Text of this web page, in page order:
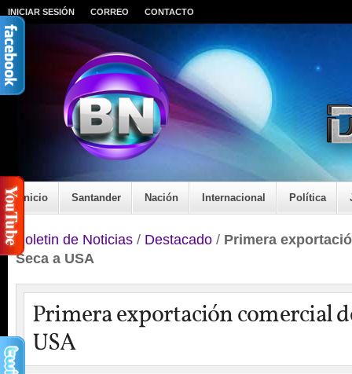
INICIAR SESIÓN CORREO CONTACTO
Inicio Santander Nación Internacional Política
Boletin de Noticias / Destacado / Primera
Seca a USA
Primera exportación comercial
USA